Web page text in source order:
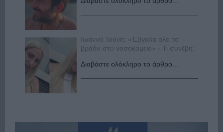
Ιωάννα Τούνη: «Έβγαλα όλο το
βράδυ στο νοσοκομείο» - Τι συνέβη;
Διαβάστε ολόκληρο το άρθρο...